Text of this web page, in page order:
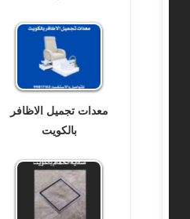
معدات تجميل الاظافر
بالكويت